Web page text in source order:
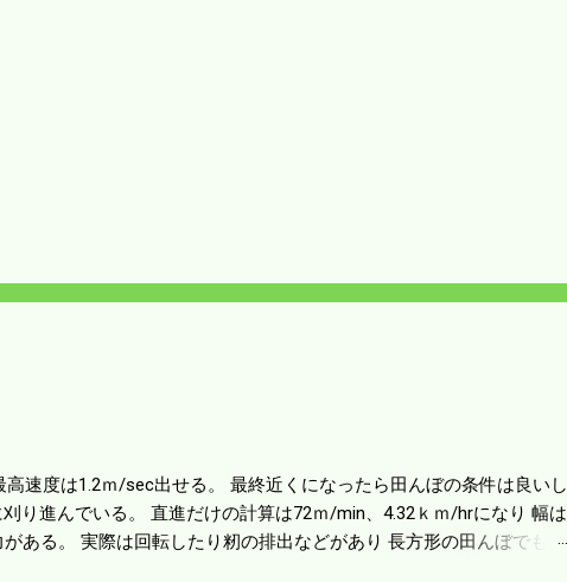
速度は1.2ｍ/sec出せる。 最終近くになったら田んぼの条件は良いし
り進んでいる。 直進だけの計算は72ｍ/min、4.32ｋｍ/hrになり 幅は
ある。 実際は回転したり籾の排出などがあり 長方形の田んぼでも